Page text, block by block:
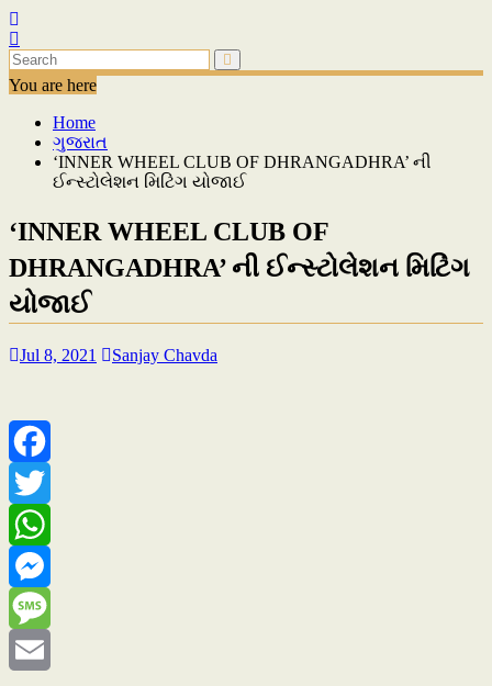
You are here
Home
ગુજરાત
‘INNER WHEEL CLUB OF DHRANGADHRA’ ની
ઈન્સ્ટોલેશન મિટિંગ યોજાઈ
‘INNER WHEEL CLUB OF
DHRANGADHRA’ ની ઈન્સ્ટોલેશન મિટિંગ
યોજાઈ
Jul 8, 2021 Sanjay Chavda
Facebook
Twitter
WhatsApp
Messenger
Message